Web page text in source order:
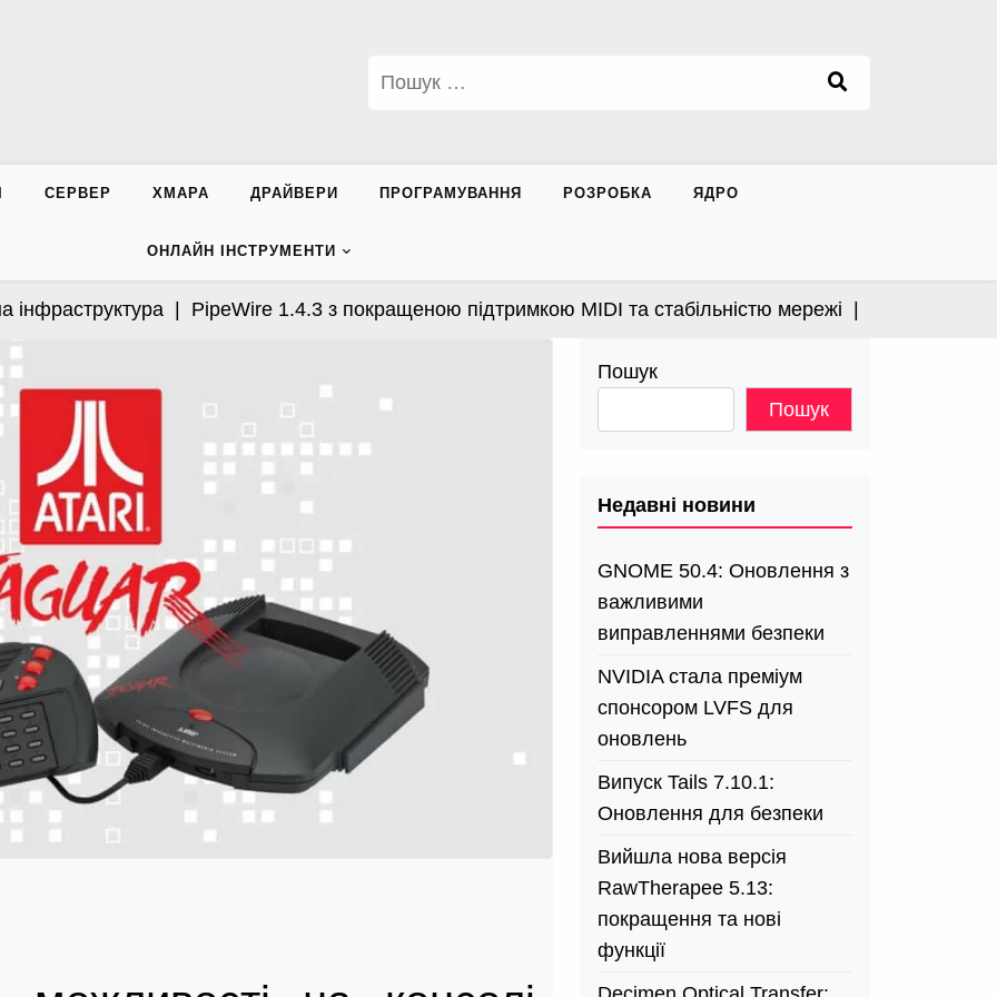
СЕРВЕР ХМАРА ДРАЙВЕРИ ПРОГРАМУВАННЯ РОЗРОБКА ЯДРО
ОНЛАЙН ІНСТРУМЕНТИ
|PipeWire 1.4.3 з покращеною підтримкою MIDI та стабільністю мережі |Apple випустила
Пошук
Пошук
Недавні новини
GNOME 50.4: Оновлення з
важливими
виправленнями безпеки
NVIDIA стала преміум
спонсором LVFS для
оновлень
Випуск Tails 7.10.1:
Оновлення для безпеки
Вийшла нова версія
RawTherapee 5.13:
покращення та нові
функції